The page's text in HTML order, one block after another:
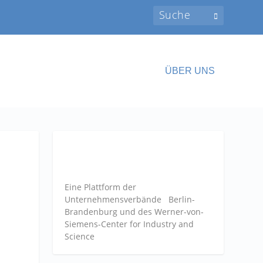
ÜBER UNS
Eine Plattform der
Unternehmensverbände Berlin-
Brandenburg und des Werner-von-
Siemens-Center for Industry and
Science